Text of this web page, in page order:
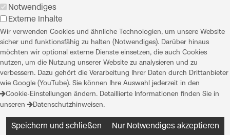
Notwendiges
Externe Inhalte
Wir verwenden Cookies und ähnliche Technologien, um unsere Website
sicher und funktionsfähig zu halten (Notwendiges). Darüber hinaus
möchten wir optional externe Dienste einsetzen, die auch Cookies
nutzen, um die Nutzung unserer Website zu analysieren und zu
verbessern. Dazu gehört die Verarbeitung Ihrer Daten durch Drittanbieter
wie Google (YouTube). Sie können Ihre Auswahl jederzeit in den
Cookie-Einstellungen ändern. Detaillierte Informationen finden Sie in
unseren
Datenschutzhinweisen.
Speichern und schließen Nur Notwendiges akzeptieren